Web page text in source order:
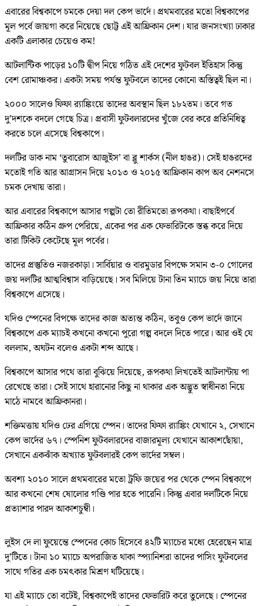
এবারের বিশ্বকাপে চমকে দেয়া দল কেপ ভার্দে। প্রথমবারের মতো বিশ্বকাপের
মূল পর্বে জায়গা করে নিয়েছে ছোট্ট এই আফ্রিকান দেশ। যার জনসংখ্যা ঢাকার
একটি এলাকার চেয়েও কম!
আটলান্টিক পাড়ের ১০টি দ্বীপ নিয়ে গঠিত এই দেশের ফুটবল ইতিহাস কিন্তু
বেশ রোমাঞ্চকর। একটা সময় পর্যন্ত ফুটবলে তাদের কোনো অস্তিত্বই ছিল না।
২০০০ সালেও ফিফা র‍্যাঙ্কিংয়ে তাদের অবস্থান ছিল ১৮২তম। তবে গত
দু’দশকে বদলে গেছে চিত্র। প্রবাসী ফুটবলারদের খুঁজে বের করে প্রতিনিধিত্ব
করতে চলে এসেছে বিশ্বকাপে।
দলটির ডাক নাম ‘তুবারোস আজুইস’ বা ব্লু শার্কস (নীল হাঙর)। সেই হাঙরদের
মতোই গতি আর আগ্রাসন দিয়ে ২০১৩ ও ২০১৫ আফ্রিকান কাপ অব নেশনসে
চমক দেখায় তারা।
আর এবারের বিশ্বকাপে আসার গল্পটা তো রীতিমতো রূপকথা। বাছাইপর্বে
আফ্রিকার কঠিন গ্রুপ পেরিয়ে, একের পর এক ফেভারিটকে স্তব্ধ করে দিয়ে
তারা টিকিট কেটেছে মূল পর্বের।
তাদের প্রস্তুতিও নজরকাড়া। সার্বিয়ার ও বারমুডার বিপক্ষে সমান ৩-০ গোলের
জয় দলটির আত্মবিশ্বাস বাড়িয়েছে। সব মিলিয়ে টানা তিন ম্যাচে জয় নিয়ে তারা
বিশ্বকাপে এসেছে।
যদিও স্পেনের বিপক্ষে তাদের কাজ অত্যন্ত কঠিন, তবুও কেপ ভার্দে জানে
বিশ্বকাপে এক ম্যাচই কখনো কখনো পুরো গল্প বদলে দিতে পারে। আর ওই যে
বললাম, অঘটন বলেও একটা শব্দ আছে।
বিশ্বকাপে আসার পথে তারা বুঝিয়ে দিয়েছে, রূপকথা লিখতেই আটলান্টায় পা
রেখেছে তারা। সেই সাথে হারানোর কিছু না থাকার এক অদ্ভুত স্বাধীনতা নিয়ে
মাঠে নামবে আফ্রিকানরা।
শক্তিমত্তায় যদিও ঢের এগিয়ে স্পেন। তাদের ফিফা র‌্যাঙ্কিং যেখানে ২, সেখানে
কেপ ভার্দের ৬৭। স্পেনিশ ফুটবলারদের বাজারমূল্য যেখানে আকাশছোঁয়া,
সেখানে একঝাঁক অখ্যাত ফুটবলারই কেপ ভার্দের সম্বল।
অবশ্য ২০১০ সালে প্রথমবারের মতো ট্রফি জয়ের পর থেকে স্পেন বিশ্বকাপে
আর কখনো শেষ ষোলোর গণ্ডি পার হতে পারেনি। কিন্তু এবার দলটিকে নিয়ে
প্রত্যাশার পারদ আকাশচুম্বী।
লুইস দে লা ফুয়েন্তে স্পেনের কোচ হিসেবে ৪২টি ম্যাচের মধ্যে হেরেছেন মাত্র
দু’টিতে। টানা ১০ ম্যাচে অপরাজিত থাকা স্প্যানিশরা তাদের পাসিং ফুটবলের
সাথে গতির এক চমৎকার মিশ্রণ ঘটিয়েছে।
যা এই ম্যাচে তো বটেই, বিশ্বকাপেই তাদের ফেভারিট করে তুলেছে। স্পেনের